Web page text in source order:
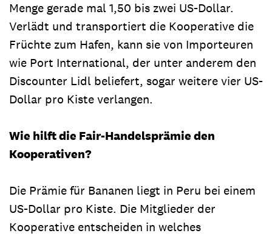
Menge gerade mal 1,50 bis zwei US-Dollar.
Verlädt und transportiert die Kooperative die
Früchte zum Hafen, kann sie von Importeuren
wie Port International, der unter anderem den
Discounter Lidl beliefert, sogar weitere vier US-
Dollar pro Kiste verlangen.
Wie hilft die Fair-Handelsprämie den
Kooperativen?
Die Prämie für Bananen liegt in Peru bei einem
US-Dollar pro Kiste. Die Mitglieder der
Kooperative entscheiden in welches